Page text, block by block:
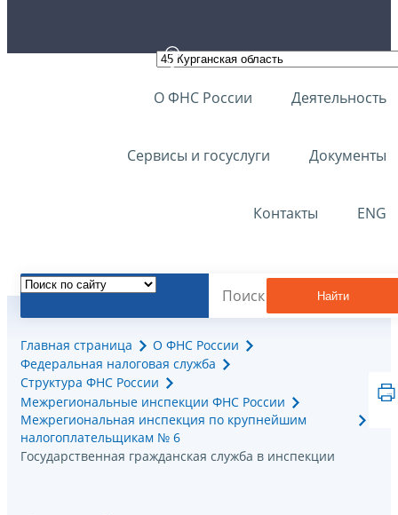
О ФНС России Деятельность
Сервисы и госуслуги Документы
Контакты ENG
Найти
Главная страница
О ФНС России
Федеральная налоговая служба
Структура ФНС России
Межрегиональные инспекции ФНС России
Межрегиональная инспекция по крупнейшим
налогоплательщикам № 6
Государственная гражданская служба в инспекции